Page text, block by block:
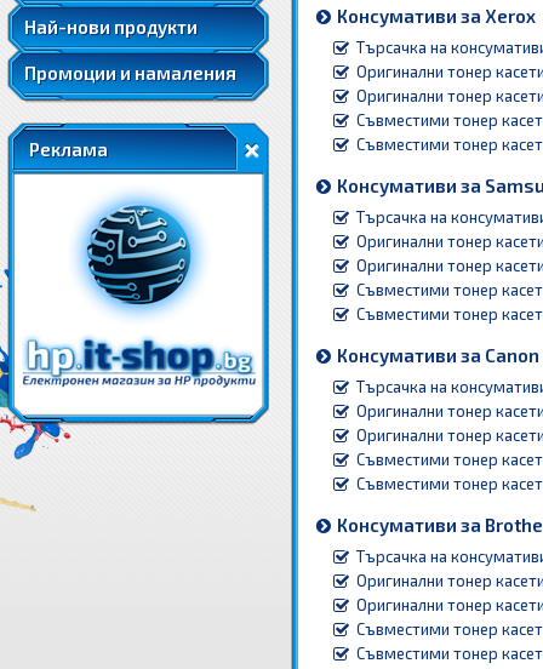
Най-нови продукти
Промоции и намаления
Реклама
Консумативи за Xerox
Търсачка на
Оригинални тонер
Оригинални тонер
Съвместими тонер
Съвместими тонер
Консумативи за
Търсачка на
Оригинални тонер
Оригинални тонер
Съвместими тонер
Съвместими тонер
Консумативи за Canon
Търсачка на
Оригинални тонер
Оригинални тонер
Съвместими тонер
Съвместими тонер
Консумативи за
Търсачка на
Оригинални тонер
Оригинални тонер
Съвместими тонер
Съвместими тонер